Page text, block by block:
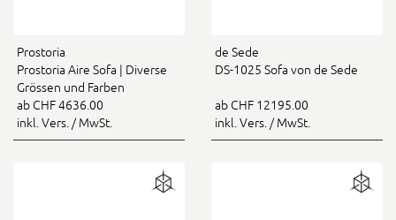
Prostoria
Prostoria Aire Sofa | Diverse
Grössen und Farben
ab CHF 4636.00
inkl. Vers. / MwSt.
de Sede
DS-1025 Sofa von de Sede
ab CHF 12195.00
inkl. Vers. / MwSt.